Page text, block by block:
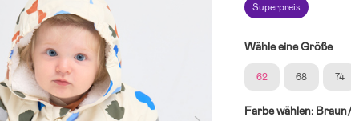
Superpreis
Wähle eine Größe
62 68 74
Farbe wählen: